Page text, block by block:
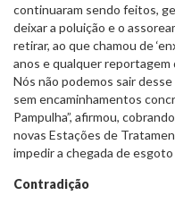
continuaram sendo feitos,
deixar a poluição e o
retirar, ao que chamou de
anos e qualquer reportagem
Nós não podemos sair
sem encaminhamentos
Pampulha”, afirmou,
novas Estações de
impedir a chegada de esgoto
Contradição